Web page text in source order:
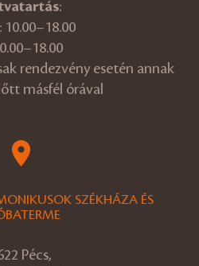
:
10.00–18.00
rendezvény esetén annak
másfél órával
SZÉKHÁZA ÉS
Pécs,